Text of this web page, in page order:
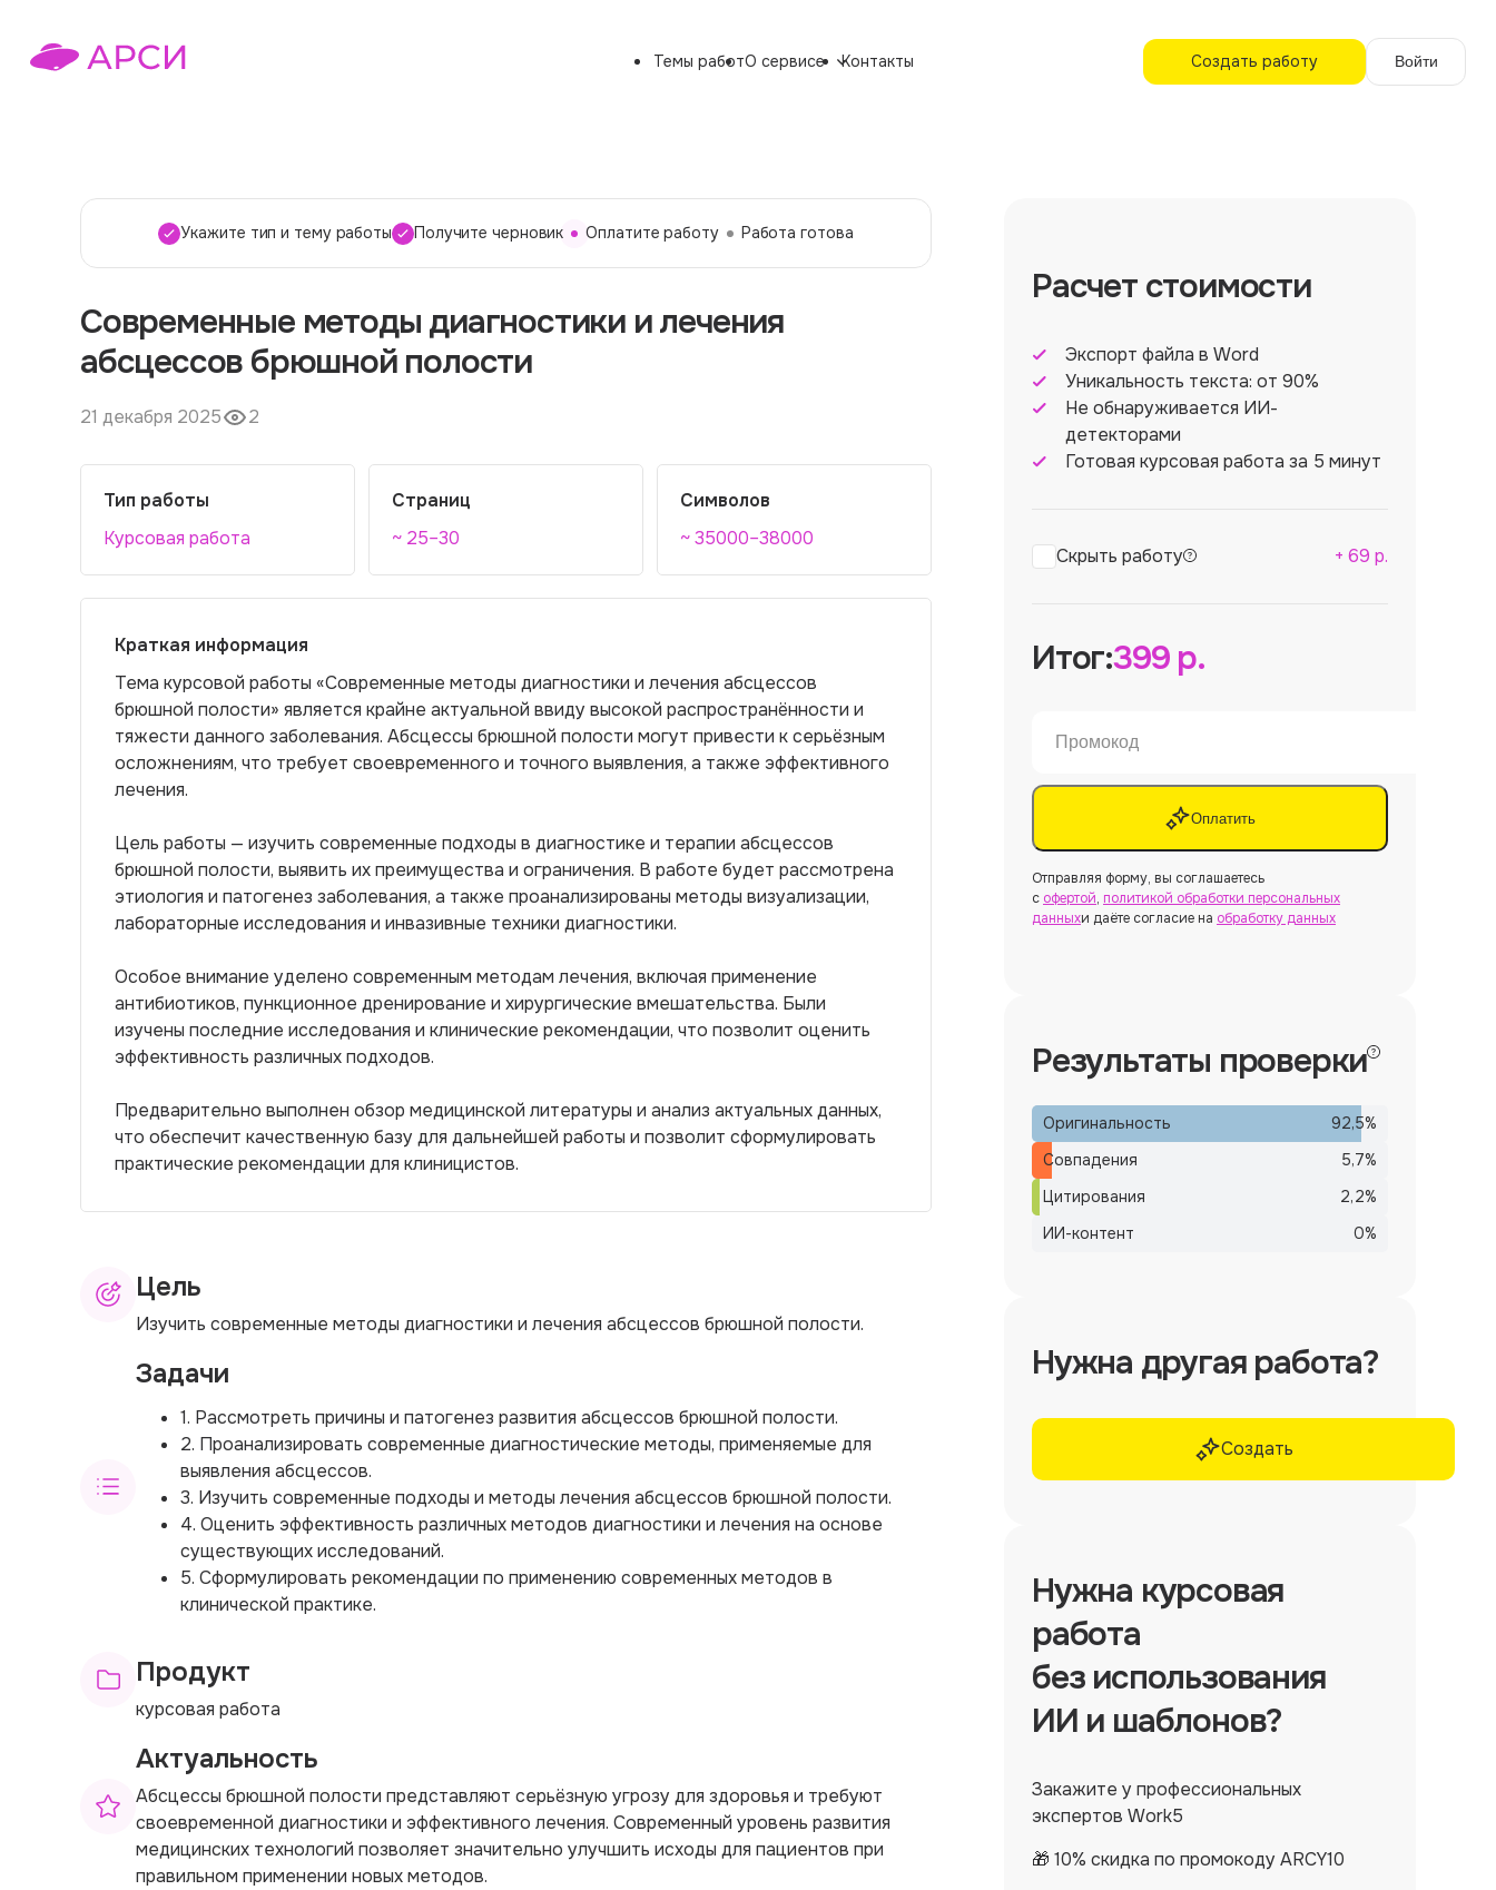
Темы работО сервисе Контакты Создать работу Войти
Укажите тип и тему работы Получите черновик Оплатите работу Работа готова
Современные методы диагностики и лечения
абсцессов брюшной полости
21 декабря 2025 2
Тип работы
Курсовая работа
Страниц
~ 25–30
Символов
~ 35000–38000
Краткая информация
Тема курсовой работы «Современные методы диагностики и лечения абсцессов
брюшной полости» является крайне актуальной ввиду высокой распространённости и
тяжести данного заболевания. Абсцессы брюшной полости могут привести к серьёзным
осложнениям, что требует своевременного и точного выявления, а также эффективного
лечения.
Цель работы — изучить современные подходы в диагностике и терапии абсцессов
брюшной полости, выявить их преимущества и ограничения. В работе будет рассмотрена
этиология и патогенез заболевания, а также проанализированы методы визуализации,
лабораторные исследования и инвазивные техники диагностики.
Особое внимание уделено современным методам лечения, включая применение
антибиотиков, пункционное дренирование и хирургические вмешательства. Были
изучены последние исследования и клинические рекомендации, что позволит оценить
эффективность различных подходов.
Предварительно выполнен обзор медицинской литературы и анализ актуальных данных,
что обеспечит качественную базу для дальнейшей работы и позволит сформулировать
практические рекомендации для клиницистов.
Цель
Изучить современные методы диагностики и лечения абсцессов брюшной полости.
Задачи
1. Рассмотреть причины и патогенез развития абсцессов брюшной полости.
2. Проанализировать современные диагностические методы, применяемые для
выявления абсцессов.
3. Изучить современные подходы и методы лечения абсцессов брюшной полости.
4. Оценить эффективность различных методов диагностики и лечения на основе
существующих исследований.
5. Сформулировать рекомендации по применению современных методов в
клинической практике.
Продукт
курсовая работа
Актуальность
Абсцессы брюшной полости представляют серьёзную угрозу для здоровья и требуют
своевременной диагностики и эффективного лечения. Современный уровень развития
медицинских технологий позволяет значительно улучшить исходы для пациентов при
правильном применении новых методов.
Расчет стоимости
Экспорт файла в Word
Уникальность текста: от 90%
Не обнаруживается ИИ-
детекторами
Готовая курсовая работа за 5 минут
Скрыть работу + 69 р.
Итог:399р.
Оплатить
Отправляя форму, вы соглашаетесь
с офертой, политикой обработки персональных
данныхи даёте согласие на обработку данных
Результаты проверки
Оригинальность 92,5%
Совпадения
5,7%
Цитирования
2,2%
ИИ-контент
0%
Нужна другая работа?
Создать
Нужна курсовая
работа
без использования
ИИ и шаблонов?
Закажите у профессиональных
экспертов Work5
🎁 10% скидка по промокоду ARCY10